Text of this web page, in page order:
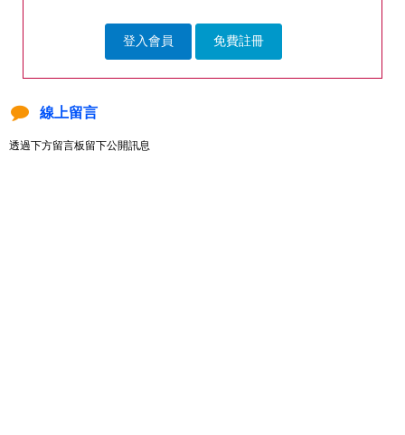
登入會員 免費註冊
線上留言
透過下方留言板留下公開訊息